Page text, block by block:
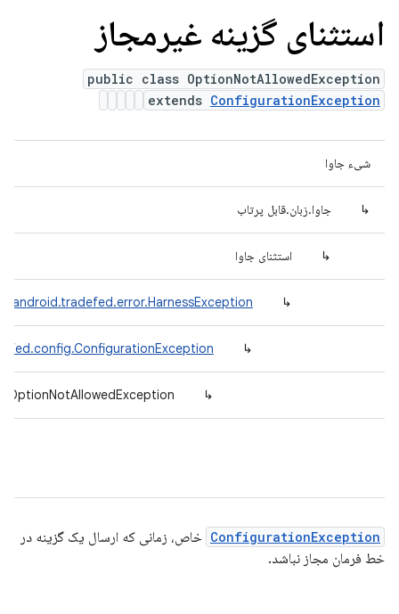
استثنای گزینه غیرمجاز
public class OptionNotAllowedException
extends ConfigurationException
شیء جاوا
↳ جاوا.زبان.قابل پرتاب
↳ استثنای جاوا
↳
↳
↳
ConfigurationException خاص، زمانی که ارسال یک گزینه در
خط فرمان مجاز نباشد.